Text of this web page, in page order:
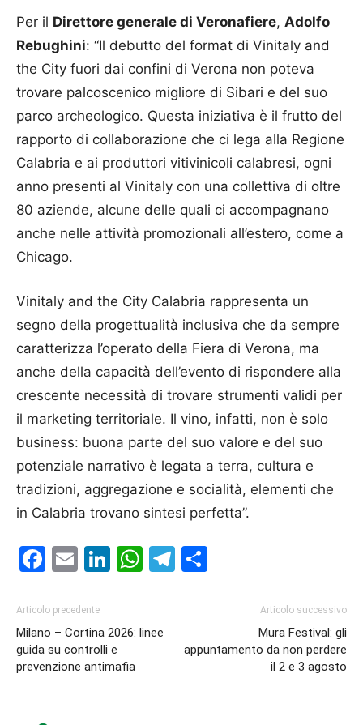
Per il Direttore generale di Veronafiere, Adolfo
Rebughini: “Il debutto del format di Vinitaly and
the City fuori dai confini di Verona non poteva
trovare palcoscenico migliore di Sibari e del suo
parco archeologico. Questa iniziativa è il frutto del
rapporto di collaborazione che ci lega alla Regione
Calabria e ai produttori vitivinicoli calabresi, ogni
anno presenti al Vinitaly con una collettiva di oltre
80 aziende, alcune delle quali ci accompagnano
anche nelle attività promozionali all’estero, come a
Chicago.
Vinitaly and the City Calabria rappresenta un
segno della progettualità inclusiva che da sempre
caratterizza l’operato della Fiera di Verona, ma
anche della capacità dell’evento di rispondere alla
crescente necessità di trovare strumenti validi per
il marketing territoriale. Il vino, infatti, non è solo
business: buona parte del suo valore e del suo
potenziale narrativo è legata a terra, cultura e
tradizioni, aggregazione e socialità, elementi che
in Calabria trovano sintesi perfetta”.
Facebook
EmailLinkedIn
WhatsApp
Telegram
Articolo precedente
Milano – Cortina 2026: linee
guida su controlli e
prevenzione antimafia
Articolo successivo
Mura Festival: gli
appuntamento da non perdere
il 2 e 3 agosto